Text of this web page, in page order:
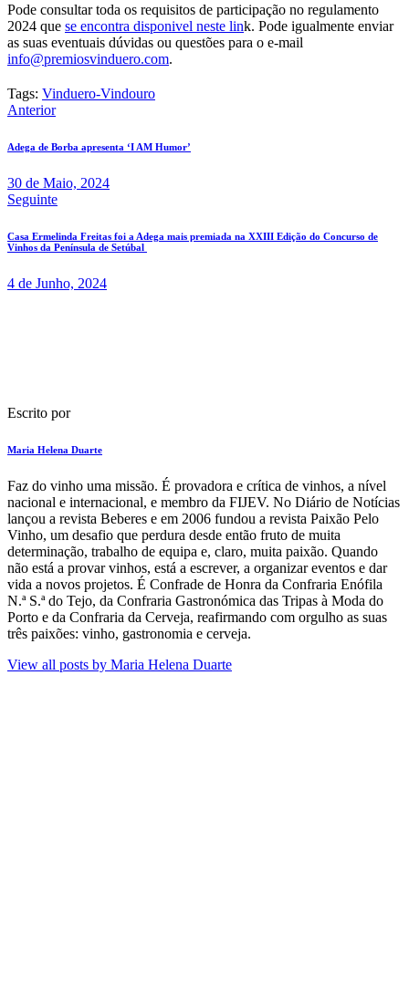
Pode consultar toda os requisitos de participação no regulamento
2024 que se encontra disponivel neste link. Pode igualmente enviar
as suas eventuais dúvidas ou questões para o e-mail
info@premiosvinduero.com.
Tags: Vinduero-Vindouro
Navegação
de
Anterior
Adega de Borba apresenta ‘I AM Humor’
30 de Maio, 2024
Seguinte
Casa Ermelinda Freitas foi a Adega mais premiada na XXIII Edição do Concurso de
Vinhos da Península de Setúbal
4 de Junho, 2024
Escrito por
Maria Helena Duarte
F​az do vinho uma missão. É provadora e crítica de vinhos​, a nível
nacional e internacional, e membro da FIJEV. ​No Diário de Notícias​
lançou a revista Beberes​ e em 2006 fundou a revista Paixão Pelo
Vinho, um desafio que perdura​ desde então fruto de muita
determinação, trabalho de equipa e, claro, muita paixão. Quando
não está a provar vinhos, está a escrever, a organizar eventos e dar
vida a novos projetos​. É Confrade de Honra da Confraria Enófila
N.ª S.ª do Tejo, da Confraria Gastronómica das Tripas à Moda do
Porto e da Confraria da Cerveja, reafirmando com orgulho as suas
três paixões: vinho, gastronomia e cerveja.
View all posts by Maria Helena Duarte